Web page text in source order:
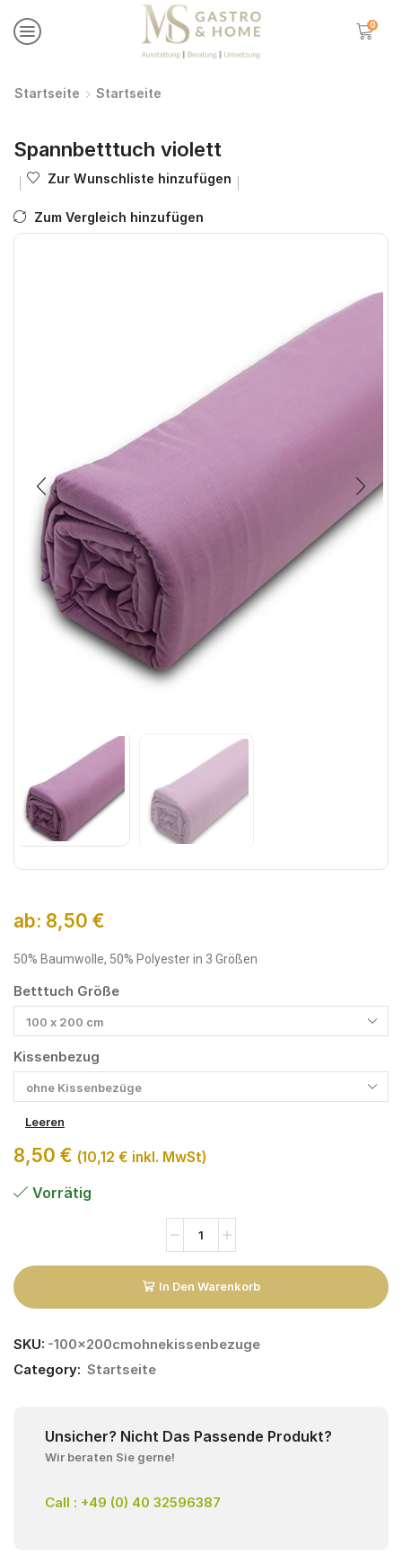
0
Startseite Startseite
Spannbetttuch violett
Zur Wunschliste hinzufügen
Zum Vergleich hinzufügen
ab: 8,50 €
50% Baumwolle, 50% Polyester in 3 Größen
Betttuch Größe
Kissenbezug
Leeren
8,50 € (10,12 € inkl. MwSt)
Vorrätig
In Den Warenkorb
SKU: -100x200cmohnekissenbezuge
Category: Startseite
Unsicher? Nicht Das Passende Produkt?
Wir beraten Sie gerne!
Call : +49 (0) 40 32596387